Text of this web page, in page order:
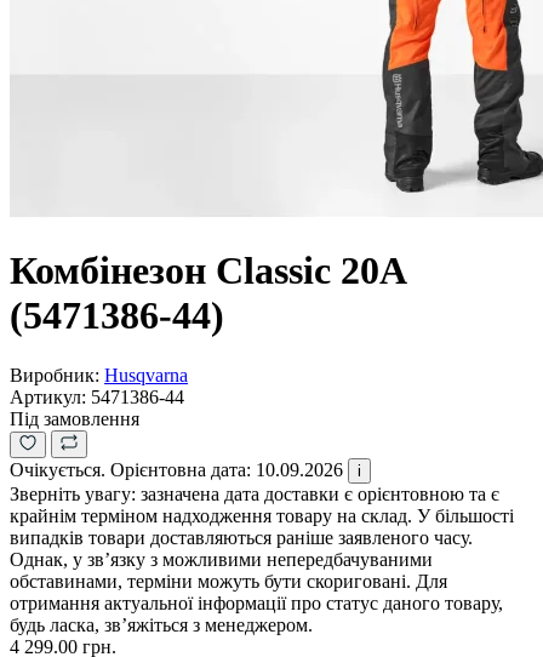
Комбінезон Classic 20A
(5471386-44)
Виробник: Husqvarna
Артикул: 5471386-44
Під замовлення
Очікується. Орієнтовна дата: 10.09.2026 i
Зверніть увагу: зазначена дата доставки є орієнтовною та є
крайнім терміном надходження товару на склад. У більшості
випадків товари доставляються раніше заявленого часу.
Однак, у зв’язку з можливими непередбачуваними
обставинами, терміни можуть бути скориговані. Для
отримання актуальної інформації про статус даного товару,
будь ласка, зв’яжіться з менеджером.
4 299.00 грн.